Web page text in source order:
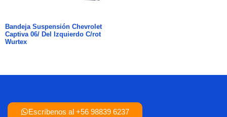
Bandeja Suspensión Chevrolet
Captiva 06/ Del Izquierdo C/rot
Wurtex
Escríbenos al +56 98839 6237